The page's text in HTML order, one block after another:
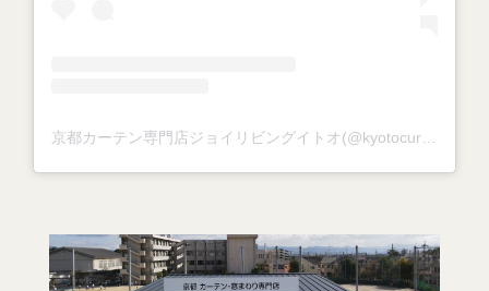
京都カーテン専門店ジョイリビングイトオ(@kyotocurtain_joylivingito)がシェアした投稿